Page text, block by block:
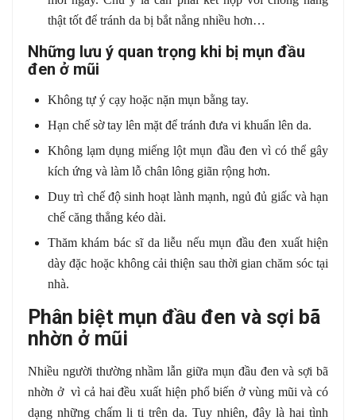
thật tốt để tránh da bị bắt nắng nhiều hơn…
Những lưu ý quan trọng khi bị mụn đầu
đen ở mũi
Không tự ý cạy hoặc nặn mụn bằng tay.
Hạn chế sờ tay lên mặt để tránh đưa vi khuẩn lên da.
Không lạm dụng miếng lột mụn đầu đen vì có thể gây
kích ứng và làm lỗ chân lông giãn rộng hơn.
Duy trì chế độ sinh hoạt lành mạnh, ngủ đủ giấc và hạn
chế căng thẳng kéo dài.
Thăm khám bác sĩ da liễu nếu mụn đầu đen xuất hiện
dày đặc hoặc không cải thiện sau thời gian chăm sóc tại
nhà.
Phân biệt mụn đầu đen và sợi bã
nhờn ở mũi
Nhiều người thường nhầm lẫn giữa mụn đầu đen và sợi bã
nhờn ở vì cả hai đều xuất hiện phổ biến ở vùng mũi và có
dạng những chấm li ti trên da. Tuy nhiên, đây là hai tình